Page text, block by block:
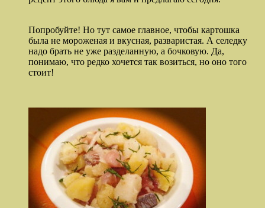
Попробуйте! Но тут самое главное, чтобы картошка
была не мороженая и вкусная, разваристая. А селедку
надо брать не уже разделанную, а бочковую. Да,
понимаю, что редко хочется так возиться, но оно того
стоит!